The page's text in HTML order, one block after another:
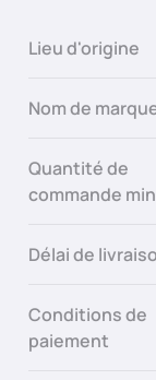
Lieu d'origine
Nom de
Quantité de
commande min
Délai de
Conditions de
paiement